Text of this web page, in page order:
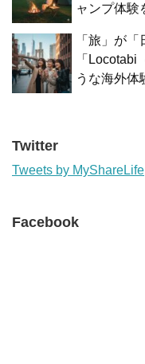
ャンプ体験
「旅」が
「Locotabi
うな海外体
Twitter
Tweets by MyShareLife
Facebook